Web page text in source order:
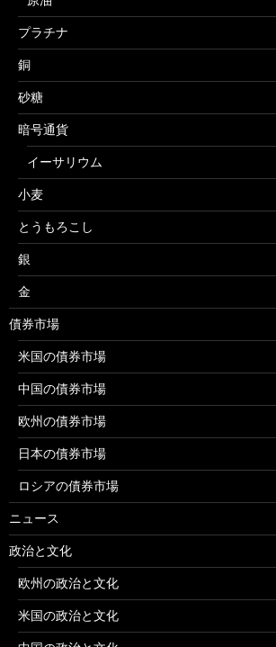
プラチナ
銅
砂糖
暗号通貨
イーサリウム
小麦
とうもろこし
銀
金
債券市場
米国の債券市場
中国の債券市場
欧州の債券市場
日本の債券市場
ロシアの債券市場
ニュース
政治と文化
欧州の政治と文化
米国の政治と文化